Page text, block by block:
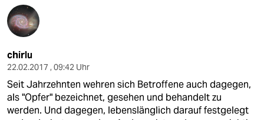
chirlu
22.02.2017 , 09:42 Uhr
Seit Jahrzehnten wehren sich Betroffene auch dagegen,
als "Opfer" bezeichnet, gesehen und behandelt zu
werden. Und dagegen, lebenslänglich darauf festgelegt